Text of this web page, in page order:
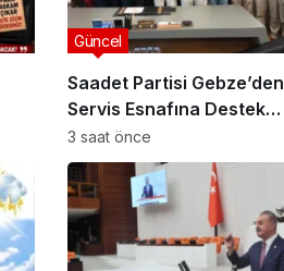
Saadet Partisi Gebze’den
Servis Esnafına Destek
Ziyareti: “Sektörde Adalet
Sağlanmalı”
Güncel
3 saat önce